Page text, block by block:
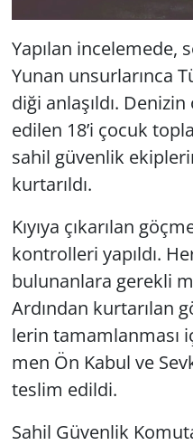
Ya­pı­lan in­ce­le­me­de,
Yunan un­sur­la­rın­ca
di­ği an­la­şıl­dı.
edi­len 18’i çocuk
sahil gü­ven­lik
kur­ta­rıl­dı.
Kı­yı­ya çı­ka­rı­lan
kont­rol­le­ri ya­pıl­dı.
bu­lu­nan­la­ra ge­rek­li
Ar­dın­dan kur­ta­rı­lan
le­rin ta­mam­lan­ma­sı
men Ön Kabul ve
tes­lim edil­di.
Sahil Gü­ven­lik